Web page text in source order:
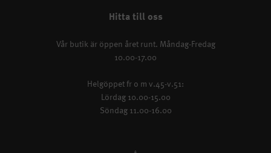
Hitta till oss
Vår butik är öppen året runt. Måndag-Fredag
10.00-17.00
Helgöppet fr o m v.45-v.51:
Lördag 10.00-15.00
Söndag 11.00-16.00